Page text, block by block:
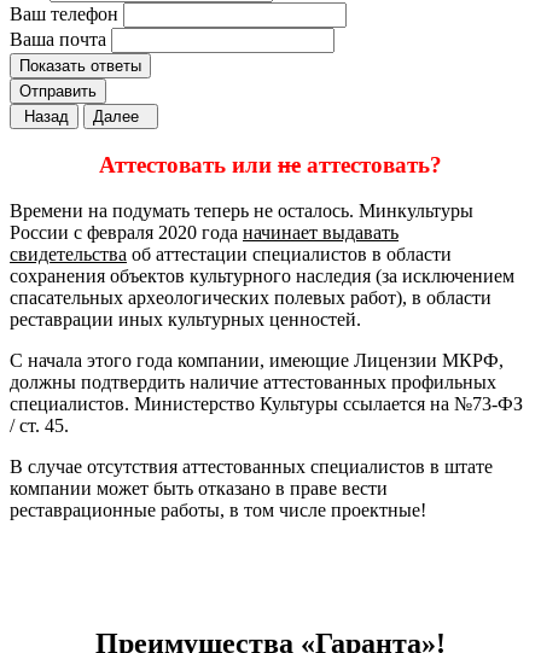
Ваш телефон
Ваша почта
Показать ответы
Отправить
Назад
Аттестовать или не аттестовать?
Времени на подумать теперь не осталось. Минкультуры
России с февраля 2020 года начинает выдавать
свидетельства об аттестации специалистов в области
сохранения объектов культурного наследия (за исключением
спасательных археологических полевых работ), в области
реставрации иных культурных ценностей.
С начала этого года компании, имеющие Лицензии МКРФ,
должны подтвердить наличие аттестованных профильных
специалистов. Министерство Культуры ссылается на №73-ФЗ
/ ст. 45.
В случае отсутствия аттестованных специалистов в штате
компании может быть отказано в праве вести
реставрационные работы, в том числе проектные!
Преимущества «Гаранта»!